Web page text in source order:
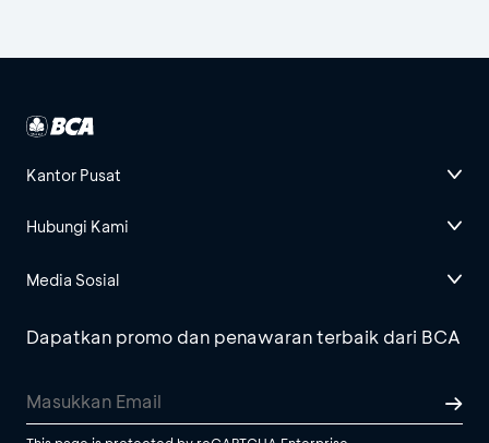
Kantor Pusat
Hubungi Kami
Media Sosial
Dapatkan promo dan penawaran terbaik dari BCA